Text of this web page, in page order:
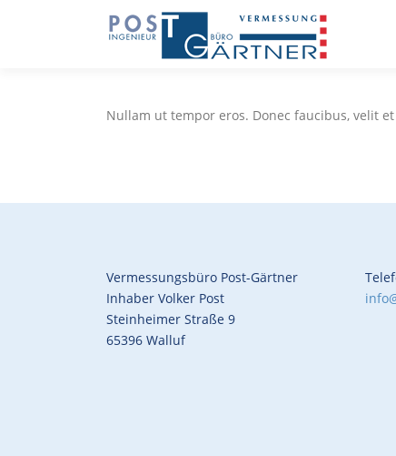
Nullam ut tempor eros. Donec faucibus, velit
Vermessungsbüro Post-Gärtner
Inhaber Volker Post
Steinheimer Straße 9
65396 Walluf